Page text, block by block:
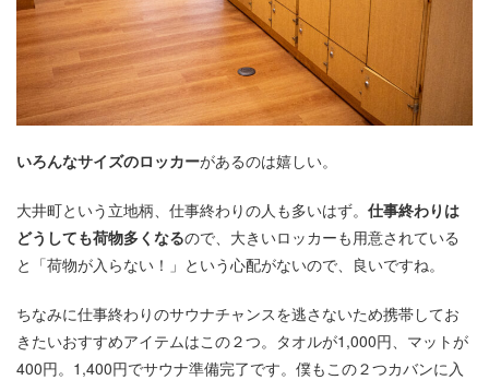
いろんなサイズのロッカーがあるのは嬉しい。
大井町という立地柄、仕事終わりの人も多いはず。 仕事終わりは
どうしても荷物多くなるので、大きいロッカーも用意されている
と「荷物が入らない！」という心配がないので、良いですね。
ちなみに仕事終わりのサウナチャンスを逃さないため携帯してお
きたいおすすめアイテムはこの２つ。タオルが1,000円、マットが
400円。1,400円でサウナ準備完了です。僕もこの２つカバンに入